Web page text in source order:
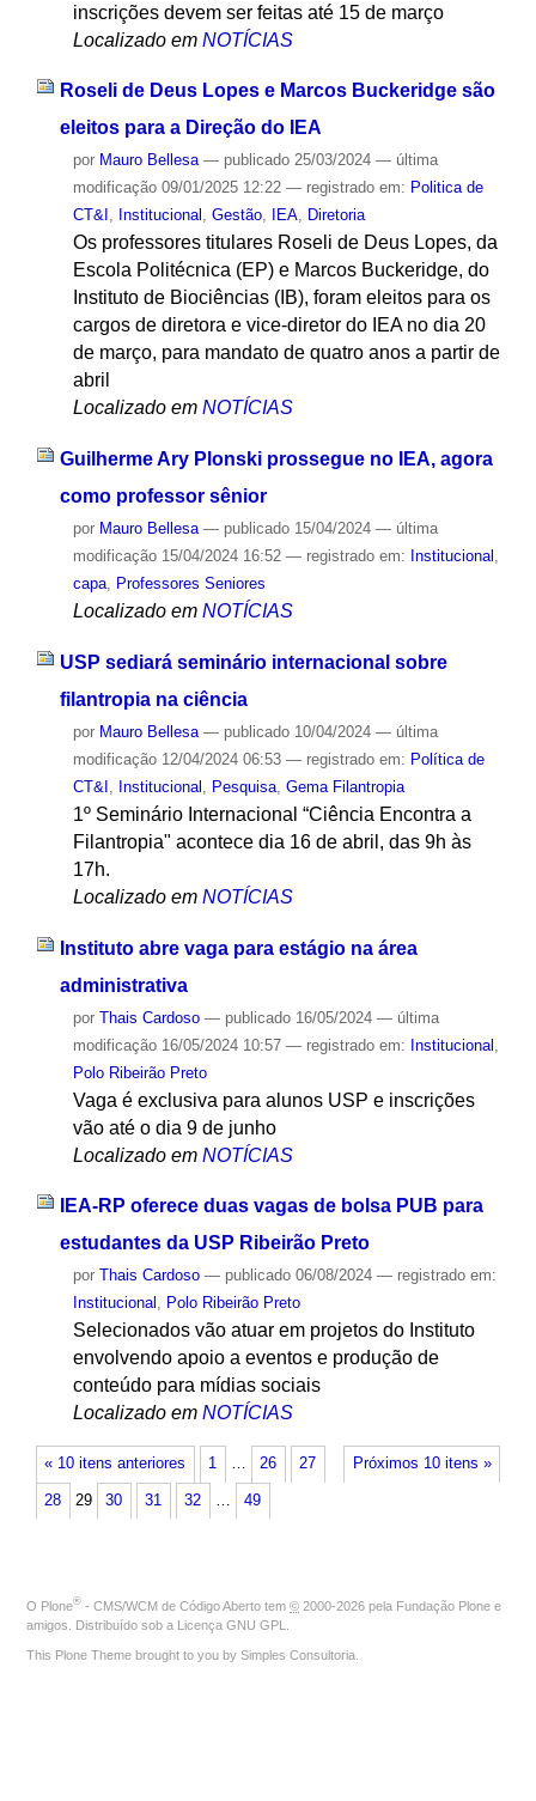
inscrições devem ser feitas até 15 de março
Localizado em NOTÍCIAS
Roseli de Deus Lopes e Marcos Buckeridge são
eleitos para a Direção do IEA
por Mauro Bellesa — publicado25/03/2024 — última
modificação09/01/2025 12:22 — registrado em: Politica de
CT&I , Institucional , Gestão, IEA, Diretoria
Os professores titulares Roseli de Deus Lopes, da
Escola Politécnica (EP) e Marcos Buckeridge, do
Instituto de Biociências (IB), foram eleitos para os
cargos de diretora e vice-diretor do IEA no dia 20
de março, para mandato de quatro anos a partir de
abril
Localizado em NOTÍCIAS
Guilherme Ary Plonski prossegue no IEA, agora
como professor sênior
por Mauro Bellesa — publicado15/04/2024 — última
modificação15/04/2024 16:52 — registrado em: Institucional ,
capa, Professores Seniores
Localizado em NOTÍCIAS
USP sediará seminário internacional sobre
filantropia na ciência
por Mauro Bellesa — publicado10/04/2024 — última
modificação12/04/2024 06:53 — registrado em: Política de
CT&I
Institucional Pesquisa, Gema Filantropia
1º Seminário Internacional “Ciência Encontra a
Filantropia" acontece dia 16 de abril, das 9h às
17h.
Localizado em NOTÍCIAS
Instituto abre vaga para estágio na área
administrativa
por Thais Cardoso — publicado16/05/2024 — última
modificação16/05/2024 10:57 — registrado em: Institucional
Polo Ribeirão Preto
Vaga é exclusiva para alunos USP e inscrições
vão até o dia 9 de junho
Localizado em NOTÍCIAS
IEA-RP oferece duas vagas de bolsa PUB para
estudantes da USP Ribeirão Preto
por Thais Cardoso — publicado06/08/2024 — registrado em:
Institucional , Polo Ribeirão Preto
Selecionados vão atuar em projetos do Instituto
envolvendo apoio a eventos e produção de
conteúdo para mídias sociais
Localizado em NOTÍCIAS
« 10 itens anteriores Próximos 10 itens »
1 … 26 27
28 29 30 31 32 … 49
O Plone® - CMS/WCM de Código Aberto tem © 2000-2026 pela Fundação Plone e
amigos. Distribuído sob a Licença GNU GPL
This Plone Theme brought to you by Simples Consultoria